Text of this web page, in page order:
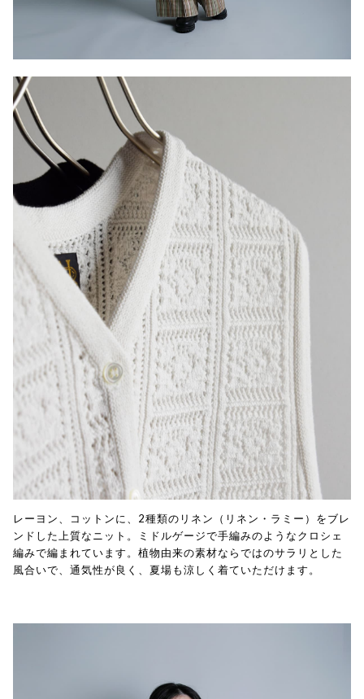
レーヨン、コットンに、2種類のリネン（リネン・ラミー）をブレ
ンドした上質なニット。ミドルゲージで手編みのようなクロシェ
編みで編まれています。植物由来の素材ならではのサラリとした
風合いで、通気性が良く、夏場も涼しく着ていただけます。